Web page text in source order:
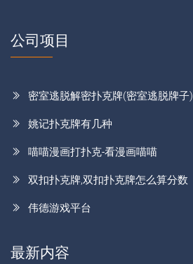
公司项目
密室逃脱解密扑克牌(密室逃脱牌子)
姚记扑克牌有几种
喵喵漫画打扑克-看漫画喵喵
双扣扑克牌,双扣扑克牌怎么算分数
伟德游戏平台
最新内容